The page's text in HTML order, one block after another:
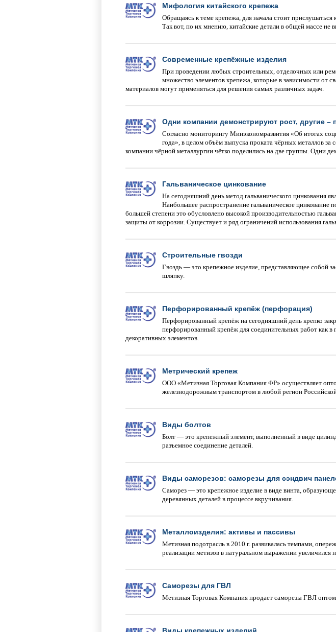
Мифология китайского крепежа
Обращаясь к теме крепежа, для начала стоит
Так вот, по их мнению, китайские детали в общей массе
Современные крепёжные изделия
При проведении любых строительных, отделочных или
множество элементов крепежа, которые в зависимости от
материалов могут применяться для решения самых различных задач.
Одни компании демонстрируют рост, другие –
Согласно мониторингу Минэкономразвития «Об итогах
года», в целом объём выпуска проката чёрных металлов
компании чёрной металлургии чётко поделились на две группы. Одни
Гальваническое цинкование
На сегодняшний день метод гальванического цинкования
Наибольшее распространение гальваническое цинкование
большей степени это обусловлено высокой производительностью
защиты от коррозии. Существует и ряд ограничений использования
Строительные гвозди
Гвоздь — это крепежное изделие, представляющее собой
шляпку.
Перфорированный крепёж (перфорация)
Перфорированный крепёж на сегодняшний день крепко
перфорированный крепёж для соединительных работ как в
декоративных элементов.
Метрический крепеж
ООО «Метизная Торговая Компания ФР» осуществляет
железнодорожным транспортом в любой регион
Виды болтов
Болт — это крепежный элемент, выполненный в виде
разъемное соединение деталей.
Виды саморезов: саморезы для сэндвич
Саморез — это крепежное изделие в виде винта,
деревянных деталей в процессе вкручивания.
Металлоизделия: активы и пассивы
Метизная подотрасль в 2010 г. развивалась темпами,
реализации метизов в натуральном выражении увеличился
Саморезы для ГВЛ
Метизная Торговая Компания продает саморезы ГВЛ